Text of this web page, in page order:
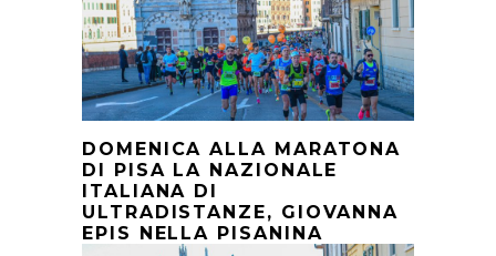
DOMENICA ALLA MARATONA
DI PISA LA NAZIONALE
ITALIANA DI
ULTRADISTANZE, GIOVANNA
EPIS NELLA PISANINA